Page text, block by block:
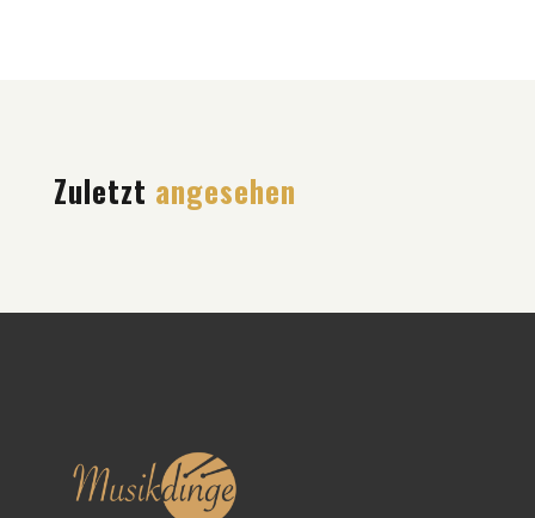
Zuletzt angesehen